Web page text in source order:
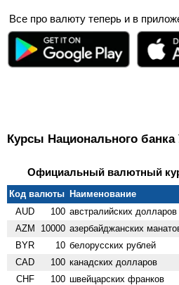
Все про валюту теперь и в
Курсы Национального
Официальный валютный
Код валюты Наименование
AUD
100 австралийских долларов
AZM 10000 азербайджанских
BYR 10 белорусских рублей
CAD 100 канадских долларов
CHF 100 швейцарских франков